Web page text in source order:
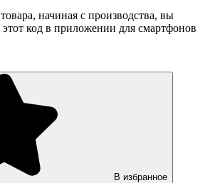
начиная с производства, вы
код в приложении для смартфонов
В избранное